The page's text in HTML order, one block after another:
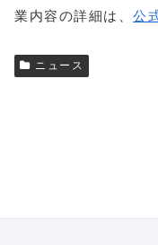
業内容の詳細は、 公
ニュース